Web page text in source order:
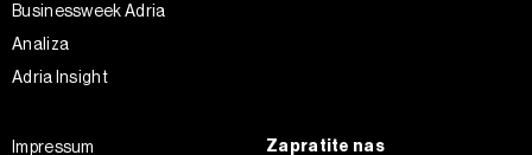
Businessweek Adria
Analiza
Adria Insight
Impressum
Zapratite nas